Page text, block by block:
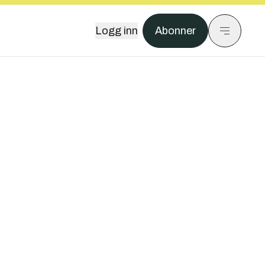
Logg inn Abonner